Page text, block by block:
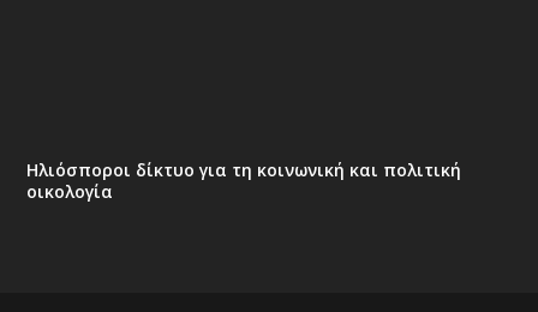
Ηλιόσποροι δίκτυο για τη κοινωνική και πολιτική
οικολογία